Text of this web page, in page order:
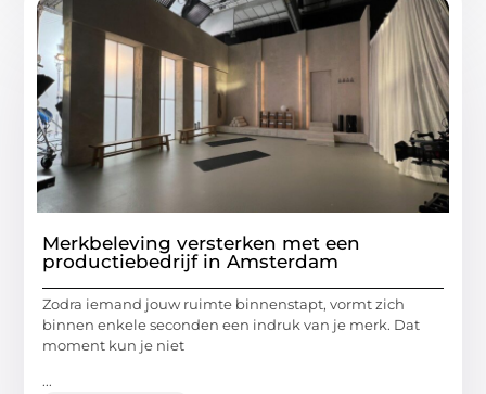
Merkbeleving versterken met een
productiebedrijf in Amsterdam
Zodra iemand jouw ruimte binnenstapt, vormt zich
binnen enkele seconden een indruk van je merk. Dat
moment kun je niet
...